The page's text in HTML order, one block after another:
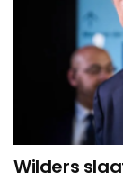
Wilders